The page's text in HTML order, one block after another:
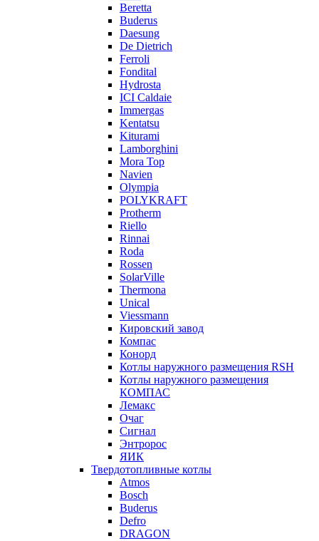
Beretta
Buderus
Daesung
De Dietrich
Ferroli
Fondital
Hydrosta
ICI Caldaie
Immergas
Kentatsu
Kiturami
Lamborghini
Mora Top
Navien
Olympia
POLYKRAFT
Protherm
Riello
Rinnai
Roda
Rossen
SolarVille
Thermona
Unical
Viessmann
Кировский завод
Компас
Конорд
Котлы наружного размещения RSH
Котлы наружного размещения
КОМПАС
Лемакс
Очаг
Сигнал
Энтророс
ЯИК
Твердотопливные котлы
Atmos
Bosch
Buderus
Defro
DRAGON